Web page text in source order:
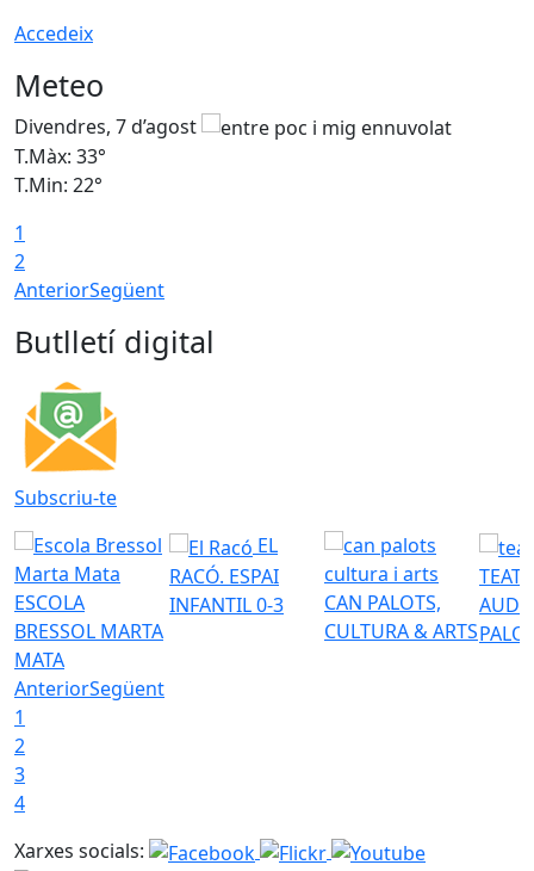
Accedeix
Meteo
Divendres, 7 d’agost
T.Màx: 33°
T.Min: 22°
1
2
AnteriorSegüent
Butlletí digital
Subscriu-te
ESCOLA
BRESSOL MARTA
MATA
EL
RACÓ. ESPAI
INFANTIL 0-3
CAN PALOTS,
CULTURA & ARTS
AnteriorSegüent
1
2
3
4
Xarxes socials: